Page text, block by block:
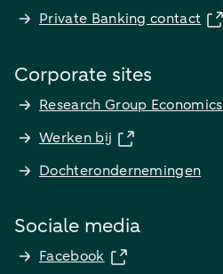
Private Banking contact
Corporate sites
Research Group Economics
Werken bij
Dochterondernemingen
Sociale media
Facebook